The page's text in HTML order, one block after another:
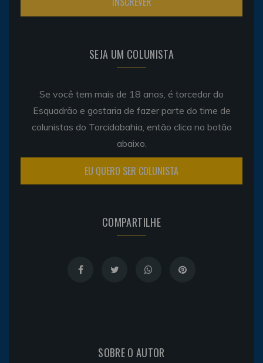
SEJA UM COLUNISTA
Se você tem mais de 18 anos, é torcedor do
Esquadrão e gostaria de fazer parte do time de
colunistas do Torcidabahia, então clica no botão
abaixo.
EU QUERO SER COLUNISTA
COMPARTILHE
SOBRE O AUTOR